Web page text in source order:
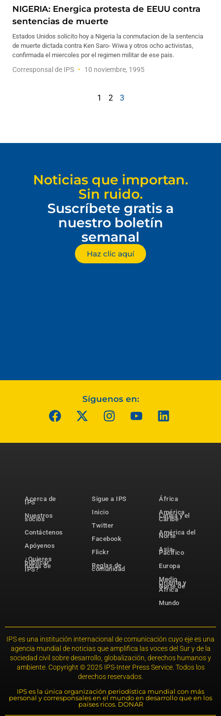
NIGERIA: Energica protesta de EEUU contra
sentencias de muerte
Estados Unidos solicito hoy a Nigeria la conmutacion de la sentencia
de muerte dictada contra Ken Saro- Wiwa y otros ocho activistas,
confirmada el miercoles por el regimen militar de ese pais.
Corresponsal de IPS 10 noviembre, 1995
1 2 3
Noticias que importan.
Sin ruido.
Suscríbete gratis a
nuestro boletín
semanal
Haz clic aquí
Síguenos en:
Acerca de
IPS
Nuestros
socios
Contáctenos
Apóyenos
¿Quieres
publicar
notas de
IPS?
Sigue a IPS
Inicio
Twitter
Facebook
Flickr
Reglas de
comunidad
África
América
Latina y el
Caribe
América del
Norte
Asia-
Pacífico
Europa
Medio
Oriente y
Norte de
África
Mundo
IPS es una institución internacional de comunicación cuyo eje es una
agencia mundial de noticias que amplifica las voces del Sur y de la
sociedad civil sobre desarrollo, globalización, derechos humanos y
ambiente. Copyright © 2025 IPS-Inter Press Service. Todos los
derechos reservados.
IPS es la única organización periodística mundial con más
personal y corresponsales en el mundo en desarrollo que en los
países ricos. DONAR